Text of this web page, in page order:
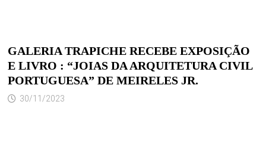
GALERIA TRAPICHE RECEBE EXPOSIÇÃO
E LIVRO : “JOIAS DA ARQUITETURA CIVIL
PORTUGUESA” DE MEIRELES JR.
30/11/2023